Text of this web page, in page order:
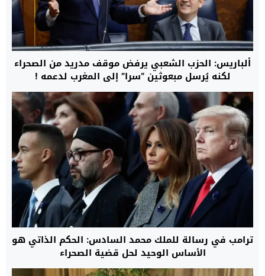
ألباريس: الحزب الشعبي يرفض موقف مدريد من الصحراء
لكنه يُرسل مبعوثين “سرا” إلى المغرب لدعمه !
ترامب في رسالة للملك محمد السادس: الحكم الذاتي هو
الأساس الوحيد لحل قضية الصحراء